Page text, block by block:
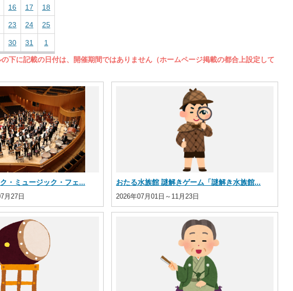
16 17 18
23 24 25
30 31 1
下に記載の日付は、開催期間ではありません（ホームページ掲載の都合上設定して
・ミュージック・フェ...
月27日
おたる水族館 謎解きゲーム「謎解き水族館...
2026年07月01日～11月23日